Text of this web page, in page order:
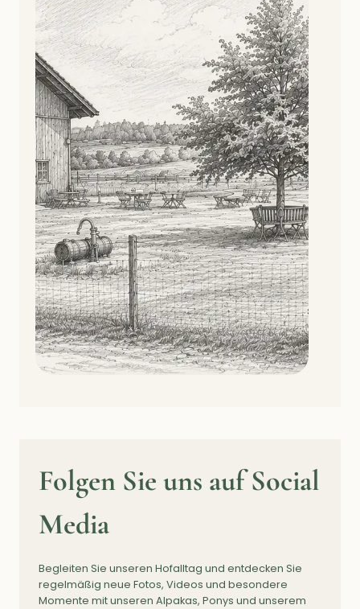
Folgen Sie uns auf Social
Media
Begleiten Sie unseren Hofalltag und entdecken Sie
regelmäßig neue Fotos, Videos und besondere
Momente mit unseren Alpakas, Ponys und unserem